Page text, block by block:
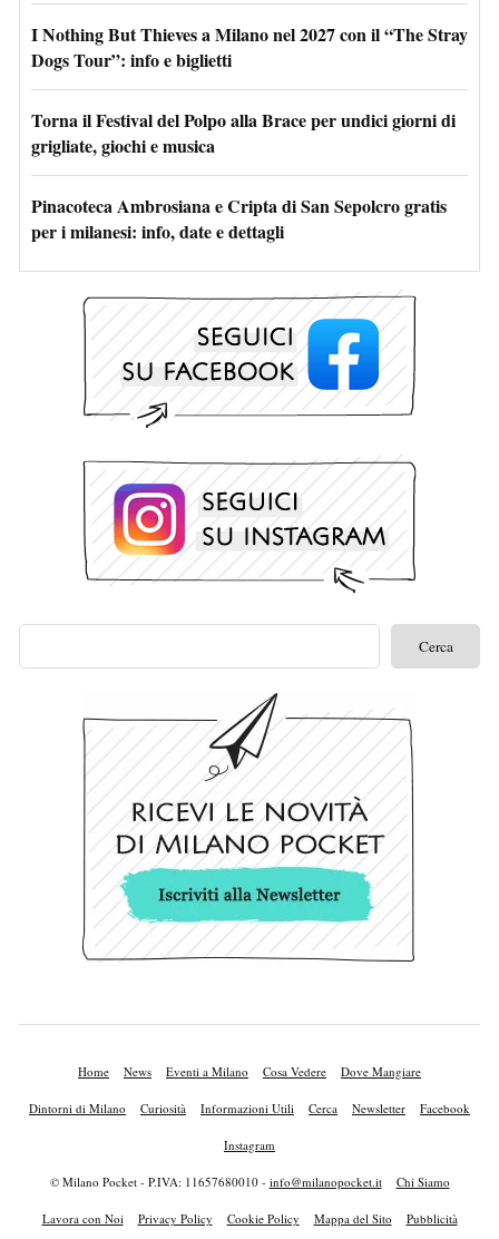
I Nothing But Thieves a Milano nel 2027 con il “The Stray
Dogs Tour”: info e biglietti
Torna il Festival del Polpo alla Brace per undici giorni di
grigliate, giochi e musica
Pinacoteca Ambrosiana e Cripta di San Sepolcro gratis
per i milanesi: info, date e dettagli
Home News Eventi a Milano Cosa Vedere Dove Mangiare
Dintorni di Milano Curiosità Informazioni Utili Cerca Newsletter Facebook
Instagram
© Milano Pocket - P.IVA: 11657680010 - info@milanopocket.it Chi Siamo
Lavora con Noi Privacy Policy Cookie Policy Mappa del Sito Pubblicità